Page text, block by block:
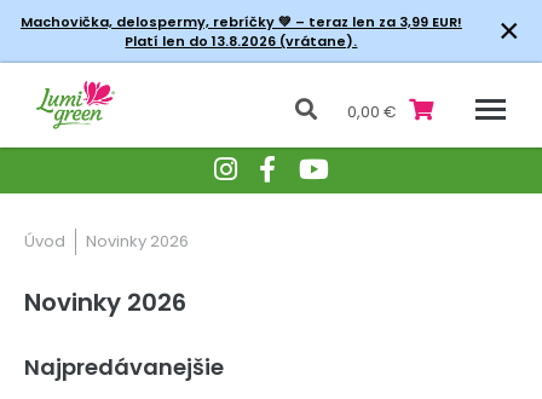
Machovička, delospermy, rebríčky💚 – teraz len za 3,99 EUR!
Platí len do 13.8.2026 (vrátane).
×
0,00 €
Úvod Novinky 2026
Novinky 2026
Najpredávanejšie